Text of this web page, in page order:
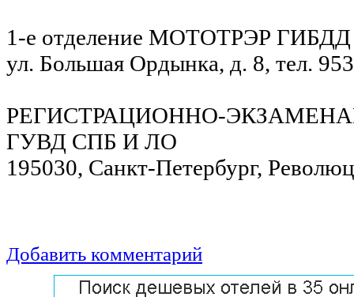
1-е отделение МОТОТРЭР
ул. Большая Ордынка, д. 8, тел.
РЕГИСТРАЦИОННО-
ГУВД СПБ И ЛО
195030, Санкт-Петербург,
Добавить комментарий